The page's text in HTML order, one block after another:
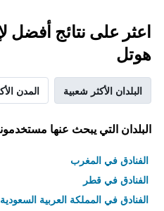
اعثر على نتائج أفضل
هوتل
البلدان الأكثر شعبية المدن
البلدان التي يبحث عنها
الفنادق في المغرب
الفنادق في قطر
الفنادق في المملكة العربية السعودية